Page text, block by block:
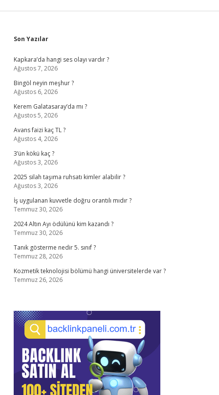
Sidebar
Son Yazılar
Kapkara’da hangi ses olayı vardır ?
Ağustos 7, 2026
Bingöl neyin meşhur ?
Ağustos 6, 2026
Kerem Galatasaray’da mı ?
Ağustos 5, 2026
Avans faizi kaç TL ?
Ağustos 4, 2026
3’ün kökü kaç ?
Ağustos 3, 2026
2025 silah taşıma ruhsatı kimler alabilir ?
Ağustos 3, 2026
İş uygulanan kuvvetle doğru orantılı mıdır ?
Temmuz 30, 2026
2024 Altın Ayı ödülünü kim kazandı ?
Temmuz 30, 2026
Tanık gösterme nedir 5. sınıf ?
Temmuz 28, 2026
Kozmetik teknolojisi bölümü hangi üniversitelerde var ?
Temmuz 26, 2026